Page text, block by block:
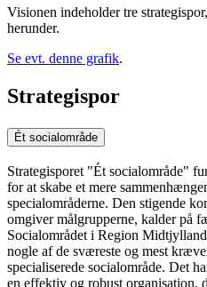
Visionen indeholder tre
herunder.
Se evt. denne grafik.
Strategispor
Ét socialområde
Strategisporet "Ét socialområde"
for at skabe et mere
specialområderne. Den stigende
omgiver målgrupperne, kalder på
Socialområdet i Region
nogle af de sværeste og mest
specialiserede socialområde. Det
en effektiv og robust organisation,